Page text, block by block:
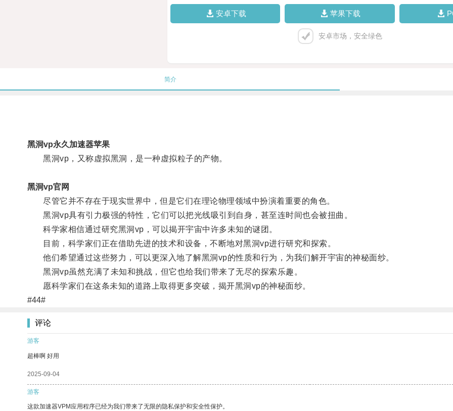
安卓下载 苹果下载
安卓市场，安全绿色
简介
黑洞vp永久加速器苹果
黑洞vp，又称虚拟黑洞，是一种虚拟粒子的产物。
黑洞vp官网
尽管它并不存在于现实世界中，但是它们在理论物理领域中扮演着重要的角色。
黑洞vp具有引力极强的特性，它们可以把光线吸引到自身，甚至连时间也会被扭曲。
科学家相信通过研究黑洞vp，可以揭开宇宙中许多未知的谜团。
目前，科学家们正在借助先进的技术和设备，不断地对黑洞vp进行研究和探索。
他们希望通过这些努力，可以更深入地了解黑洞vp的性质和行为，为我们解开宇宙的神秘面纱。
黑洞vp虽然充满了未知和挑战，但它也给我们带来了无尽的探索乐趣。
愿科学家们在这条未知的道路上取得更多突破，揭开黑洞vp的神秘面纱。
#44#
评论
游客
超棒啊 好用
2025-09-04
游客
这款加速器VPM应用程序已经为我们带来了无限的隐私保护和安全性保护。